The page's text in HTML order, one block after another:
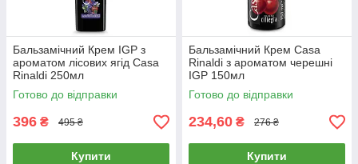
Бальзамічний Крем IGP з
ароматом лісових ягід Casa
Rinaldi 250мл
Готово до відправки
396 ₴ 495 ₴
Купити
Бальзамічний Крем Casa
Rinaldi з ароматом черешні
IGP 150мл
Готово до відправки
234,60 ₴ 276 ₴
Купити